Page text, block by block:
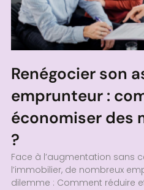
Renégocier son
emprunteur :
économiser des
?
Face à l’augmentation sans
l’immobilier, de nombreux
dilemme : Comment réduire